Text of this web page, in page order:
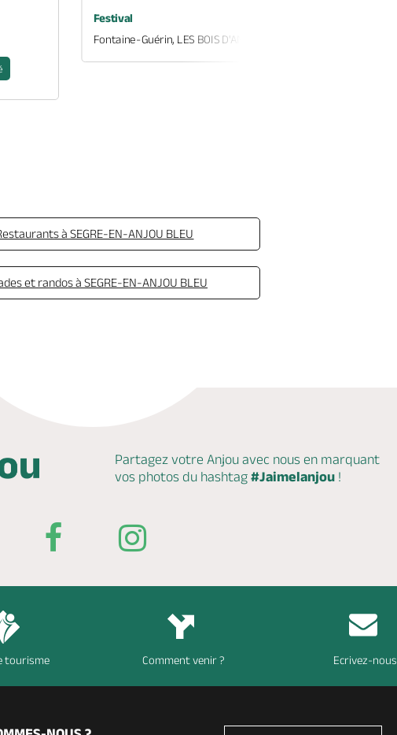
Festival
Fontaine-Guérin, LES BOIS D'ANJOU
à SEGRE-EN-ANJOU BLEU
et randos à SEGRE-EN-ANJOU BLEU
Partagez votre Anjou avec nous en marquant
vos photos du hashtag #Jaimelanjou !
tourisme Comment venir ? Ecrivez-nous